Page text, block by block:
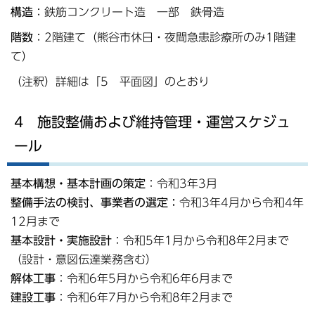
構造 ：鉄筋コンクリート造 一部 鉄骨造
階数 ：2階建て（熊谷市休日・夜間急患診療所のみ1階建
て）
（注釈）詳細は「5 平面図」のとおり
4 施設整備および維持管理・運営スケジュ
ール
基本構想・基本計画の策定 ：令和3年3月
整備手法の検討、事業者の選定： 令和3年4月から令和4年
12月まで
基本設計・実施設計 ：令和5年1月から令和8年2月まで
（設計・意図伝達業務含む）
解体工事 ：令和6年5月から令和6年6月まで
建設工事 ：令和6年7月から令和8年2月まで